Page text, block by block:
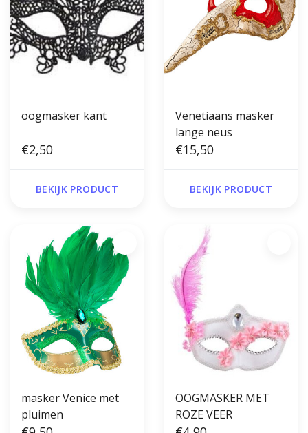
oogmasker kant
€2,50
BEKIJK PRODUCT
Venetiaans masker
lange neus
€15,50
BEKIJK PRODUCT
masker Venice met
pluimen
OOGMASKER MET
ROZE VEER